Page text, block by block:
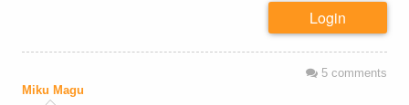
Login
5comments
Miku Magu